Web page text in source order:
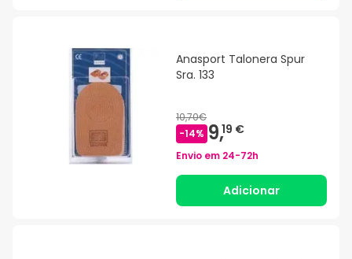
Anasport Talonera Spur
Sra. 133
10,70€
-14% 9,19 €
Envio em 24-72h
Adicionar